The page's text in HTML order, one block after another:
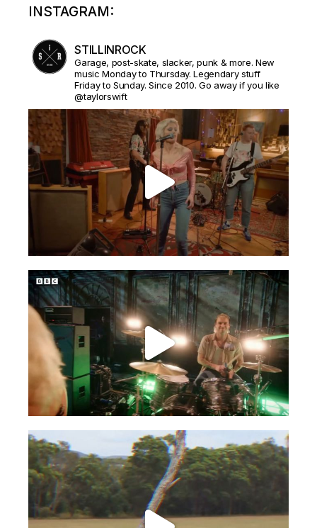
INSTAGRAM:
STILLINROCK
Garage, post-skate, slacker, punk & more. New
music Monday to Thursday. Legendary stuff
Friday to Sunday. Since 2010. Go away if you like
@taylorswift